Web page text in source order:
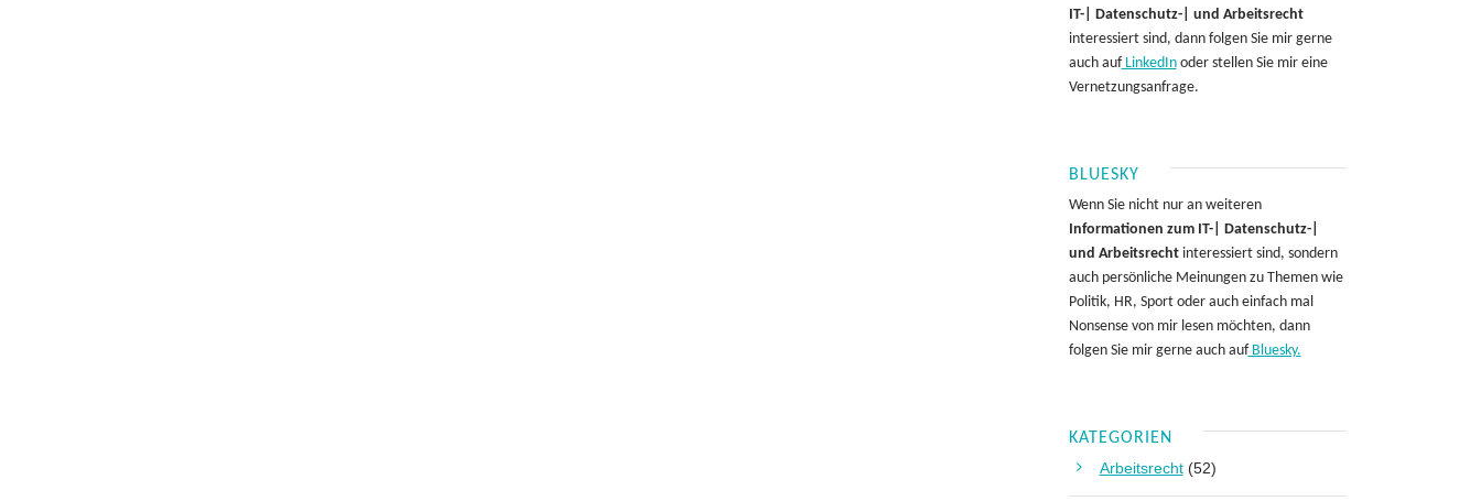
IT-| Datenschutz-| und Arbeitsrecht
interessiert sind, dann folgen Sie mir gerne
auch aufLinkedInoder stellen Sie mir eine
Vernetzungsanfrage.
BLUESKY
Wenn Sie nicht nur an weiteren
Informationen zum IT-| Datenschutz-|
und Arbeitsrechtinteressiert sind, sondern
auch persönliche Meinungen zu Themen wie
Politik, HR, Sport oder auch einfach mal
Nonsense von mir lesen möchten, dann
folgen Sie mir gerne auch aufBluesky.
KATEGORIEN
Arbeitsrecht(52)